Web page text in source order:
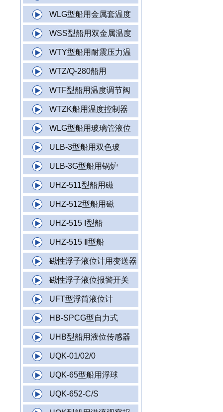
WLG型船用金属套温度
WSS型船用双金属温度
WTY型船用耐震压力温
WTZ/Q-280船用
WTF型船用温度调节阀
WTZK船用温度控制器
WLG型船用玻璃管液位
ULB-3型船用双色玻
ULB-3G型船用锅炉
UHZ-511型船用磁
UHZ-512型船用磁
UHZ-515 Ⅰ型船
UHZ-515 Ⅱ型船
磁性浮子液位计用变送器
磁性浮子液位报警开关
UFT型浮筒液位计
HB-SPCG型自力式
UHB型船用液位传感器
UQK-01/02/0
UQK-65型船用浮球
UQK-652-C/S